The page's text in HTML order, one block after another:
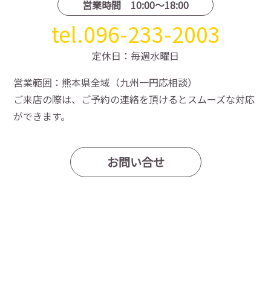
営業時間 10:00〜18:00
tel.096-233-2003
定休日：毎週水曜日
営業範囲：熊本県全域（九州一円応相談）
ご来店の際は、ご予約の連絡を頂けるとスムーズな対応
ができます。
お問い合せ